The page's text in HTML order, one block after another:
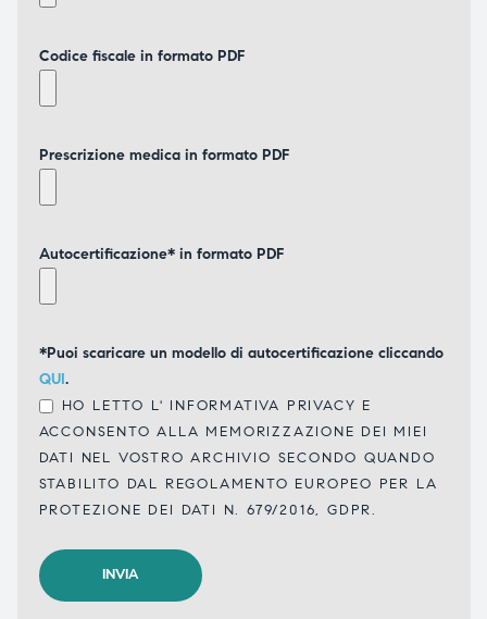
Codice fiscale in formato PDF
Prescrizione medica in formato PDF
Autocertificazione* in formato PDF
*Puoi scaricare un modello di autocertificazione cliccando
QUI.
HO LETTO L' INFORMATIVA PRIVACY E
ACCONSENTO ALLA MEMORIZZAZIONE DEI MIEI
DATI NEL VOSTRO ARCHIVIO SECONDO QUANDO
STABILITO DAL REGOLAMENTO EUROPEO PER LA
PROTEZIONE DEI DATI N. 679/2016, GDPR.